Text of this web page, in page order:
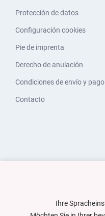
Protección de datos
Configuración cookies
Pie de imprenta
Derecho de anulación
Condiciones de envío y pago
Contacto
Ihre